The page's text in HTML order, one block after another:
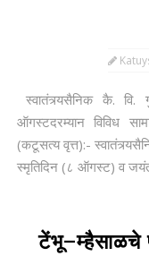
स्वातंत्र्यसैनिक कै.
ऑगस्टदरम्यान विविध
(कटूसत्य वृत्त):-
स्मृतिदिन (८ ऑगस्ट) व
टेंभू–म्हैसाळचे